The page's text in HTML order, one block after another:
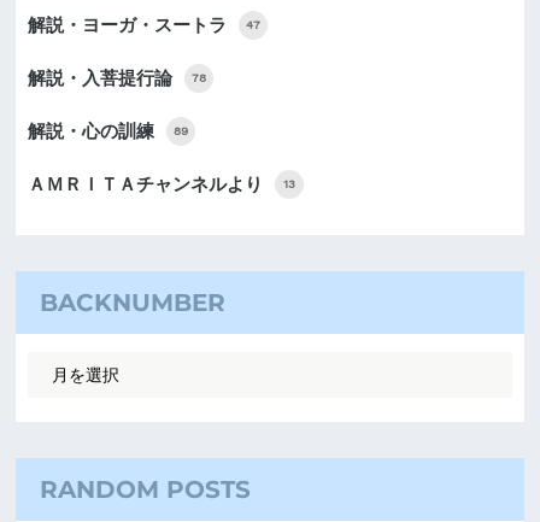
解説・ヨーガ・スートラ 47
解説・入菩提行論 78
解説・心の訓練 89
ＡＭＲＩＴＡチャンネルより 13
BACKNUMBER
RANDOM POSTS